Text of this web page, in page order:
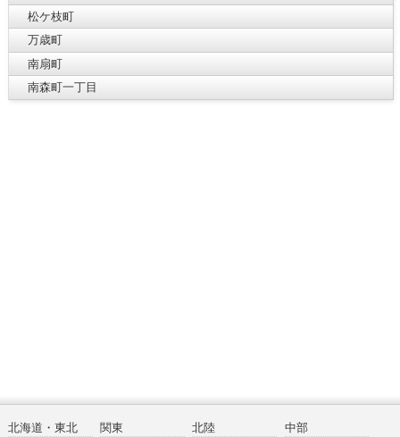
松ケ枝町
万歳町
南扇町
南森町一丁目
北海道・東北
関東
北陸
中部